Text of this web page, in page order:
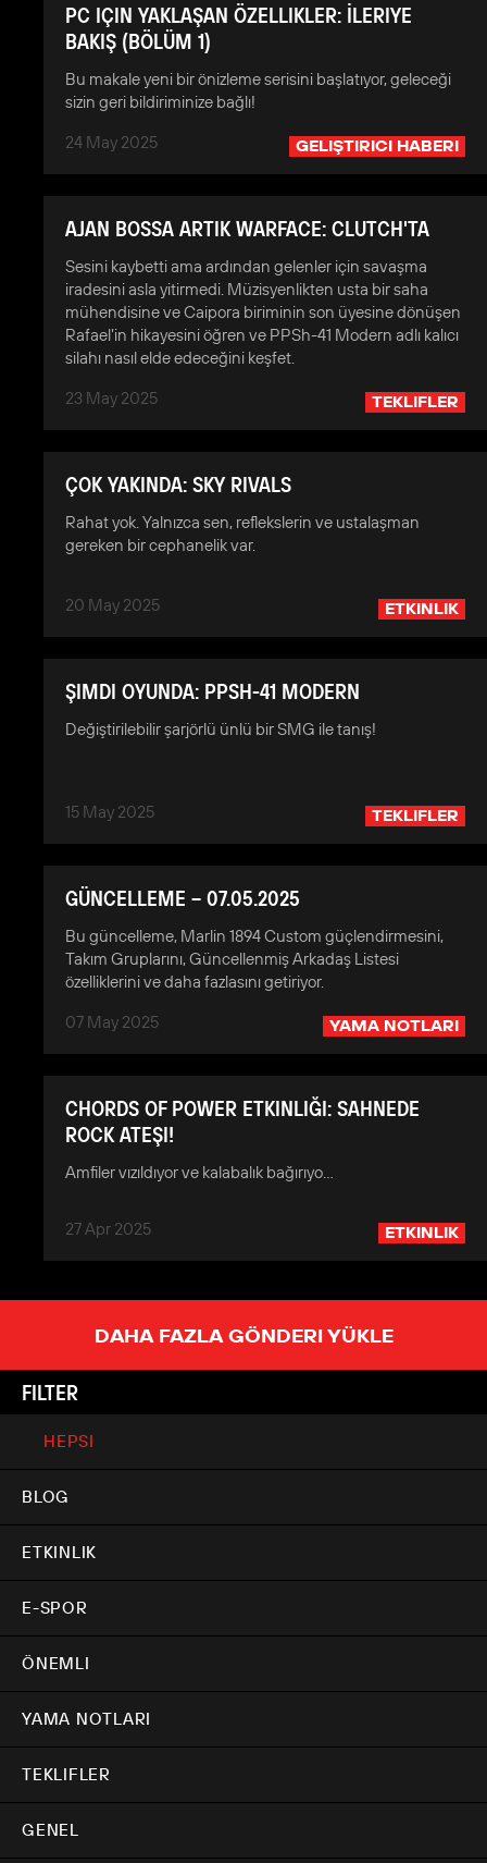
PC IÇIN YAKLAŞAN ÖZELLIKLER: İLERIYE
BAKIŞ (BÖLÜM 1)
Bu makale yeni bir önizleme serisini başlatıyor, geleceği
sizin geri bildiriminize bağlı!
24 May 2025
GELIŞTIRICI HABERI
AJAN BOSSA ARTIK WARFACE: CLUTCH'TA
Sesini kaybetti ama ardından gelenler için savaşma
iradesini asla yitirmedi. Müzisyenlikten usta bir saha
mühendisine ve Caipora biriminin son üyesine dönüşen
Rafael’in hikayesini öğren ve PPSh-41 Modern adlı kalıcı
silahı nasıl elde edeceğini keşfet.
23 May 2025
TEKLIFLER
ÇOK YAKINDA: SKY RIVALS
Rahat yok. Yalnızca sen, reflekslerin ve ustalaşman
gereken bir cephanelik var.
20 May 2025 ETKINLIK
ŞIMDI OYUNDA: PPSH-41 MODERN
Değiştirilebilir şarjörlü ünlü bir SMG ile tanış!
15 May 2025 TEKLIFLER
GÜNCELLEME – 07.05.2025
Bu güncelleme, Marlin 1894 Custom güçlendirmesini,
Takım Gruplarını, Güncellenmiş Arkadaş Listesi
özelliklerini ve daha fazlasını getiriyor.
07 May 2025
YAMA NOTLARI
CHORDS OF POWER ETKINLIĞI: SAHNEDE
ROCK ATEŞI!
Amfiler vızıldıyor ve kalabalık bağırıyo…
27 Apr 2025 ETKINLIK
DAHA FAZLA GÖNDERI YÜKLE
FILTER
HEPSI
BLOG
ETKINLIK
E-SPOR
ÖNEMLI
YAMA NOTLARI
TEKLIFLER
GENEL